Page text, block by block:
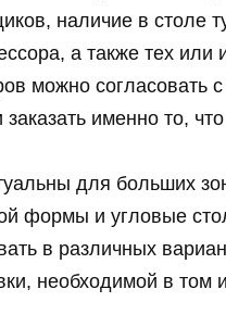
наличие в столе
а также тех или
можно согласовать
заказать именно то,
для больших
формы и угловые
в различных
необходимой в том